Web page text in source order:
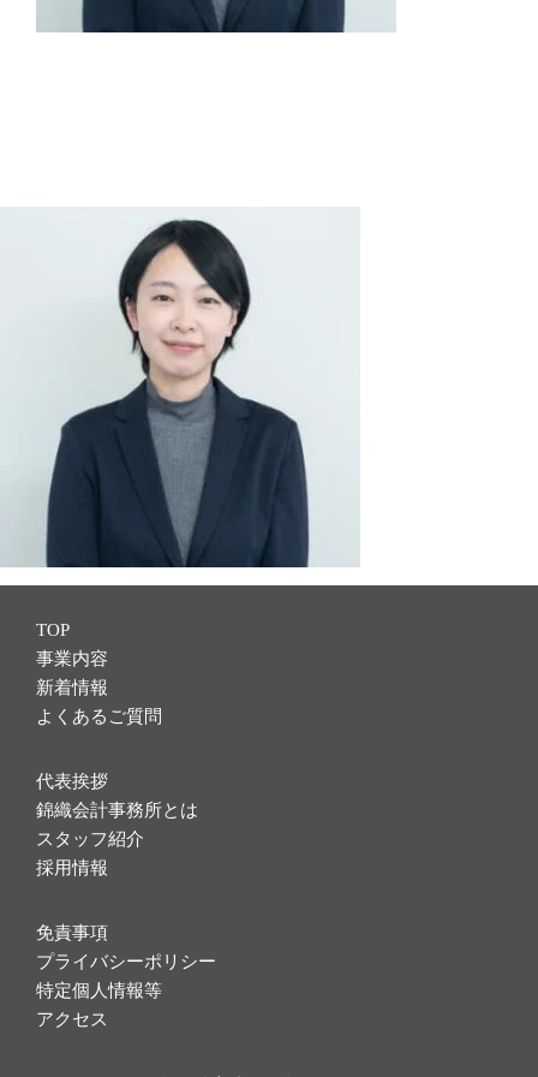
TOP
事業内容
新着情報
よくあるご質問
代表挨拶
錦織会計事務所とは
スタッフ紹介
採用情報
免責事項
プライバシーポリシー
特定個人情報等
アクセス